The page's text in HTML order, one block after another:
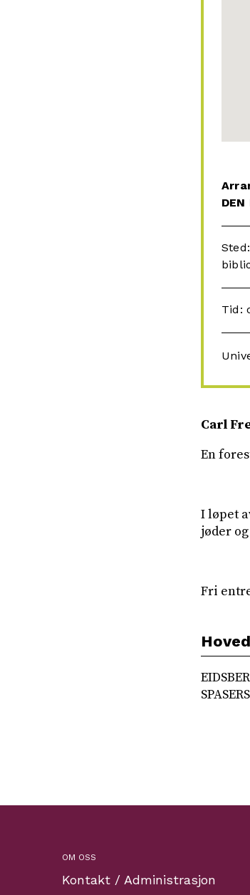
DEN
Tid:
Carl
En
I løpet
jøder
Fri
OM OSS
Kontakt / Administrasjon